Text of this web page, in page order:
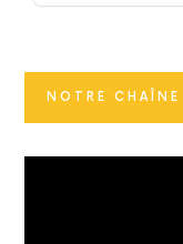
NOTRE